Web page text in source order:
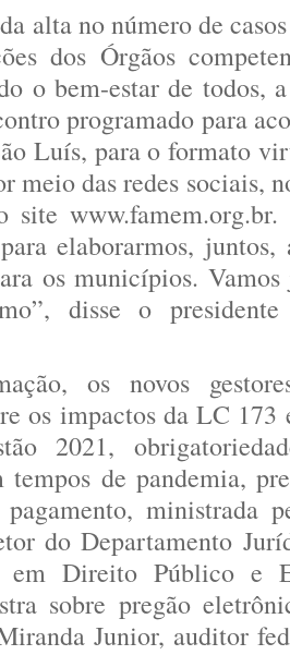
alta no número de
dos Órgãos
o bem-estar de todos,
programado para
Luís, para o formato
meio das redes sociais,
site
elaborarmos, juntos,
os municípios.
disse o
os novos
os impactos da LC 173
2021,
tempos de pandemia,
ministrada
do Departamento
em Direito Público e
sobre pregão
Junior, auditor